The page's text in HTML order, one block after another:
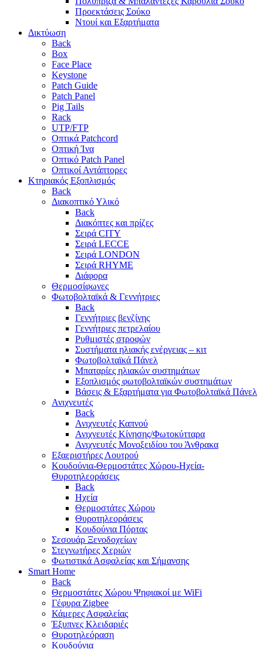
Προεκτάσεις Σούκο
Ντουί και Εξαρτήματα
Δικτύωση
Back
Box
Face Place
Keystone
Patch Guide
Patch Panel
Pig Tails
Rack
UTP/FTP
Οπτικά Patchcord
Οπτική Ίνα
Οπτικό Patch Panel
Οπτικοί Αντάπτορες
Κτηριακός Εξοπλισμός
Back
Διακοπτικό Υλικό
Back
Διακόπτες και πρίζες
Σειρά CITY
Σειρά LECCE
Σειρά LONDON
Σειρά RHYME
Διάφορα
Θερμοσίφωνες
Φωτοβολταϊκά & Γεννήτριες
Back
Γεννήτριες βενζίνης
Γεννήτριες πετρελαίου
Ρυθμιστές στροφών
Συστήματα ηλιακής ενέργειας – κιτ
Φωτοβολταϊκά Πάνελ
Μπαταρίες ηλιακών συστημάτων
Εξοπλισμός φωτοβολταϊκών συστημάτων
Βάσεις & Εξαρτήματα για Φωτοβολταϊκά Πάνελ
Ανιχνευτές
Back
Ανιχνευτές Καπνού
Ανιχνευτές Κίνησης/Φωτοκύτταρα
Ανιχνευτές Μονοξειδίου του Άνθρακα
Εξαεριστήρες Λουτρού
Κουδούνια-Θερμοστάτες Χώρου-Ηχεία-
Θυροτηλεοράσεις
Back
Ηχεία
Θερμοστάτες Χώρου
Θυροτηλεοράσεις
Κουδούνια Πόρτας
Σεσουάρ Ξενοδοχείων
Στεγνωτήρες Χεριών
Φωτιστικά Ασφαλείας και Σήμανσης
Smart Home
Back
Θερμοστάτες Χώρου Ψηφιακοί με WiFi
Γέφυρα Zigbee
Κάμερες Ασφαλείας
Έξυπνες Κλειδαριές
Θυροτηλεόραση
Κουδούνια